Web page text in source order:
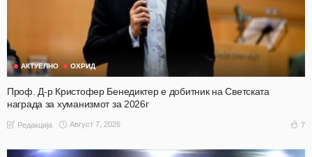
АКТУЕЛНО ОХРИД
Проф. Д-р Кристофер Бенедиктер е добитник на Светската
награда за хуманизмот за 2026г
Редакција Август 7, 2026 7